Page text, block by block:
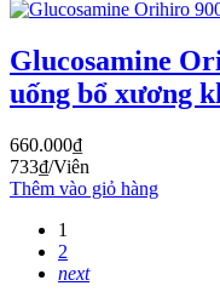
Glucosamine
uống bổ xương
660.000₫
733₫/Viên
Thêm vào giỏ hàng
1
2
next